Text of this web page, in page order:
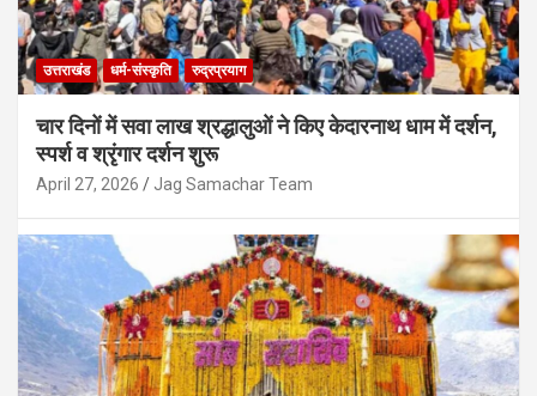
उत्तराखंड धर्म-संस्कृति रुद्रप्रयाग
चार दिनों में सवा लाख श्रद्धालुओं ने किए केदारनाथ धाम में दर्शन,
स्पर्श व श्रृंगार दर्शन शुरू
April 27, 2026 Jag Samachar Team